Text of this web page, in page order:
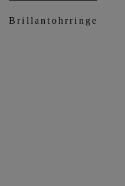
Brillantohrringe